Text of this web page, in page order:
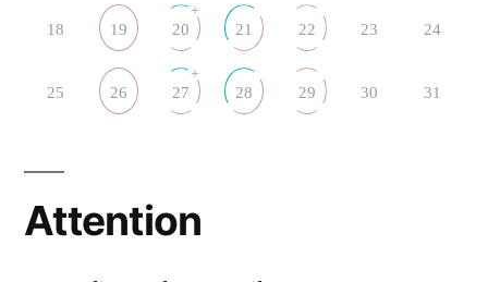
18 19 20
+
21 22 23 24
25 26 27
+
28 29 30 31
Attention